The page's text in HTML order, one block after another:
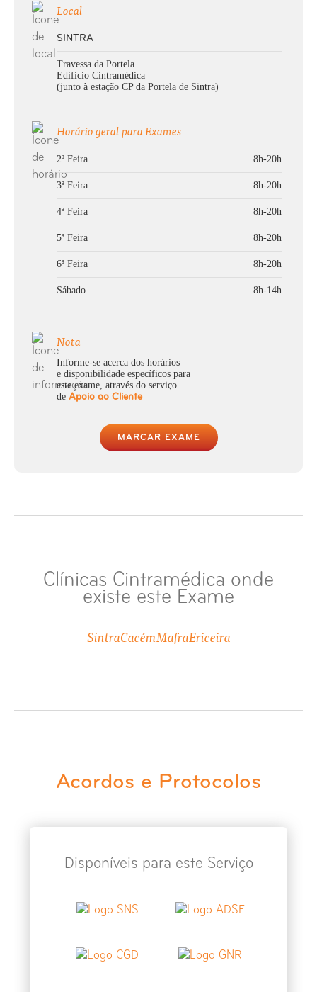
Raio-X Charneira Lombo-Sagrada
Raio-X Charneira Occipto-Atloideia
Raio-X Coluna Cervical
Raio-X Clavícula
Raio-X Coluna Cervical Dorsal
Raio-X Coluna Dorsal
Raio-X Coluna Lombo-Sagrada
Raio-X Coluna Sagrada
Raio-X Coluna Total
Raio-X Crânio
Raio-X Grelha Costal
Raio-X Maxilar
Local
SINTRA
Travessa da Portela
Edifício Cintramédica
(junto à estação CP da Portela de Sintra)
Horário geral para Exames
2ª Feira 8h-20h
3ª Feira 8h-20h
4ª Feira 8h-20h
5ª Feira 8h-20h
6ª Feira 8h-20h
Sábado 8h-14h
Nota
Informe-se acerca dos horários
e disponibilidade específicos para
este exame, através do serviço
de Apoio ao Cliente
MARCAR EXAME
Clínicas Cintramédica onde
existe este Exame
SintraCacémMafraEriceira
Acordos e Protocolos
Disponíveis para este Serviço